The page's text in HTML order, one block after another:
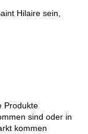
Hilaire sein,
Produkte
sind oder in
kommen